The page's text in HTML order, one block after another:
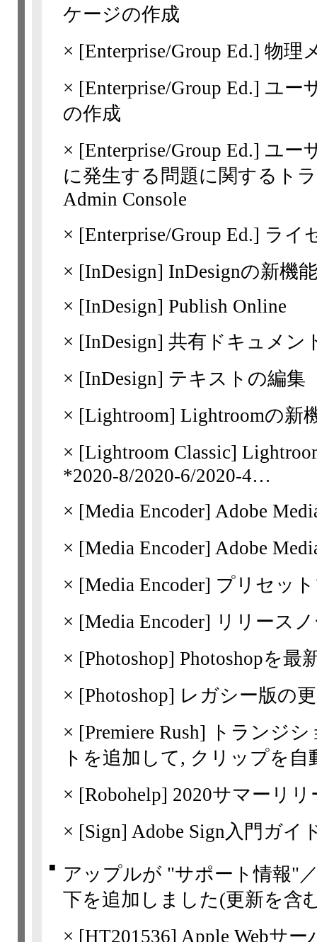
ケージの作成
× [Enterprise/Group Ed.] 物理
× [Enterprise/Group Ed.] ユー
の作成
× [Enterprise/Group Ed.] ユー
に発生する問題に関するト
Admin Console
× [Enterprise/Group Ed.] ライ
× [InDesign] InDesignの新機
× [InDesign] Publish Online
× [InDesign] 共有ドキュメン
× [InDesign] テキストの編集
× [Lightroom] Lightroomの新
× [Lightroom Classic]
*2020-8/​2020-6/​2020-4…
× [Media Encoder] Adobe
× [Media Encoder] Adobe
× [Media Encoder] プリセッ
× [Media Encoder] リリース
× [Photoshop] Photoshopを最
× [Photoshop] レガシー版の
× [Premiere Rush]
トランジ
トを追加して, クリップを
× [Robohelp] 2020サマーリ
× [Sign] Adobe Sign入門ガイ
■
アップルが "サポート情報"
下を追加しました(更新を含
× [HT201536] Apple Webサ